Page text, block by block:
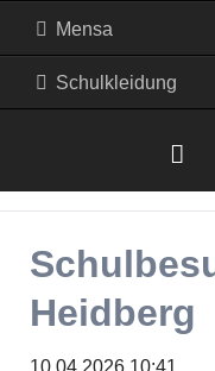
Mensa
Schulkleidung
Heidberg
10.04.2026 10:41